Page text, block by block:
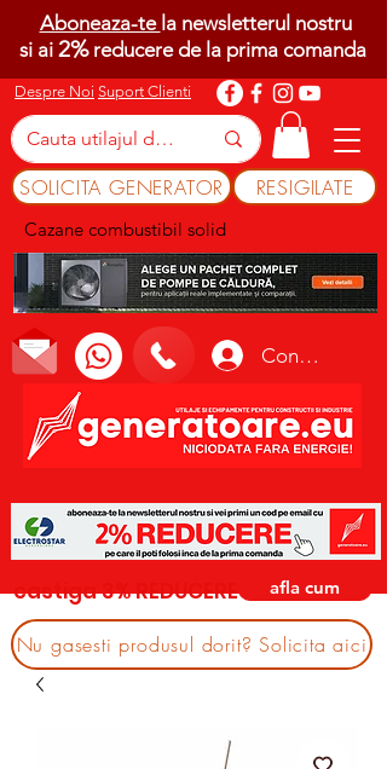
Despre Noi Suport Clienti
SOLICITA GENERATOR RESIGILATE
Cazane combustibil solid
Conectează-te
Aboneaza-te la newsletterul nostru
si ai 2%reducere de la prima comanda
castiga 3% REDUCERE afla cum
Nu gasesti produsul dorit? Solicita aici